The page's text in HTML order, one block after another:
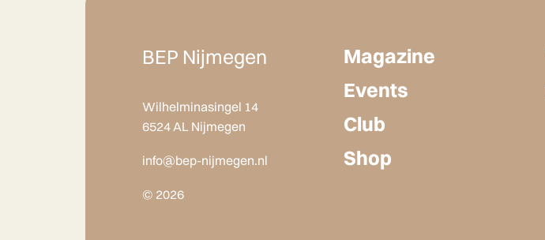
BEP Nijmegen
Wilhelminasingel 14
6524 AL Nijmegen
info@bep-nijmegen.nl
© 2026
Magazine
Events
Club
Shop